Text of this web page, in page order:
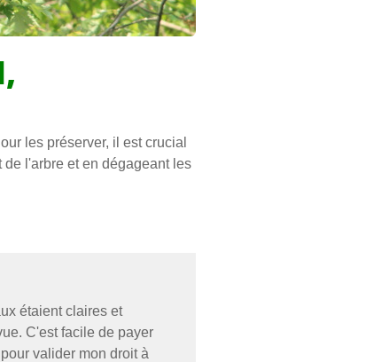
les préserver, il est crucial
l'arbre et en dégageant les
étaient claires et
C'est facile de payer
valider mon droit à